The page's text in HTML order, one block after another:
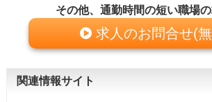
その他、通勤時間の短い職場
求人のお問合せ(
関連情報サイト